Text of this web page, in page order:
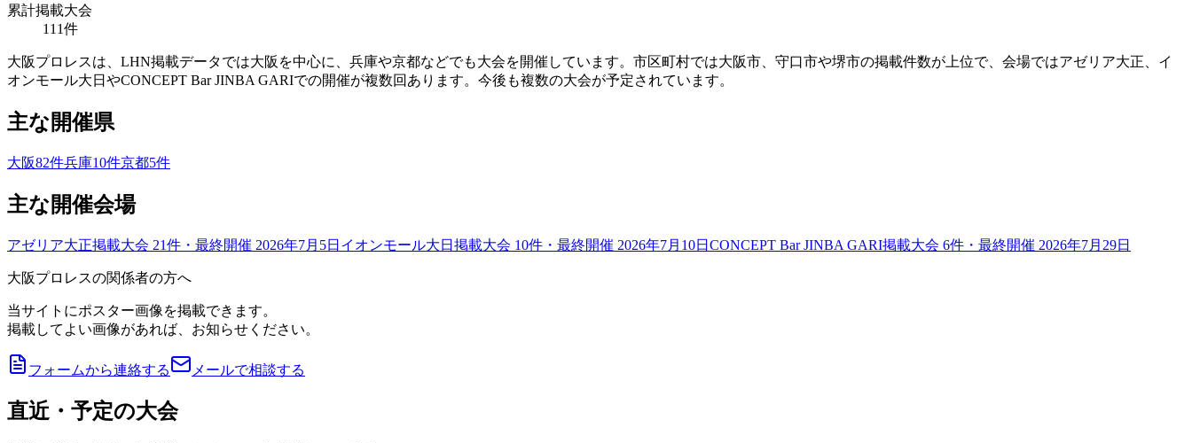
累計掲載大会
111件
大阪プロレスは、LHN掲載データでは大阪を中心に、兵庫や京都などでも大会を開催しています。市区町村では大阪市、守口市や堺市の掲載件数が上位で、会場ではアゼリア大正、イ
オンモール大日やCONCEPT Bar JINBA GARIでの開催が複数回あります。今後も複数の大会が予定されています。
主な開催県
大阪82件兵庫10件京都5件
主な開催会場
アゼリア大正掲載大会 21件 ・最終開催 2026年7月5日 イオンモール大日 掲載大会 10件 ・最終開催 2026年7月10日 CONCEPT Bar JINBA GARI掲載大会 6件 ・最終開催 2026年7月29日
大阪プロレスの関係者の方へ
当サイトにポスター画像を掲載できます。
掲載してよい画像があれば、お知らせください。
フォームから連絡する メールで相談する
直近・予定の大会